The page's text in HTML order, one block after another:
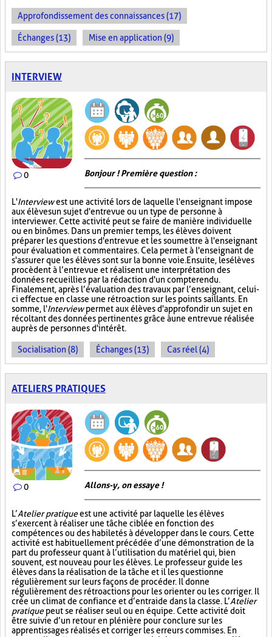
Approfondissement des connaissances (17)
Échanges (13) Mise en application (9)
INTERVIEW
0 Bonjour ! Première question :
L'Interviewest une activité lors de laquelle l'enseignant impose
aux élèves un sujet d'entrevue ou un type de personne à
interviewer. Cette activité peut se faire de manière individuelle
ou en binômes. Dans un premier temps, les élèves doivent
préparer les questions d'entrevue et les soumettre à l'enseignant
pour évaluation et commentaires. Cela permet à l'enseignant de
s'assurer que les élèves sont sur la bonne voie. Ensuite, les élèves
procèdent à l’entrevue et réalisent une interprétation des
données recueillies par la rédaction d'un compte rendu.
Finalement, après l’évaluation des travaux par l’enseignant, celui-
ci effectue en classe une rétroaction sur les points saillants. En
somme, l'Interviewpermet aux élèves d'approfondir un sujet en
récoltant des données pertinentes grâce à une entrevue réalisée
auprès de personnes d'intérêt.
Socialisation (8) Échanges (13) Cas réel (4)
ATELIERS PRATIQUES
0 Allons-y, on essaye !
L’Atelier pratiqueest une activité par laquelle les élèves
s’exercent à réaliser une tâche ciblée en fonction des
compétences ou des habiletés à développer dans le cours. Cette
activité est habituellement précédée d’une démonstration de la
part du professeur quant à l’utilisation du matériel qui, bien
souvent, est nouveau pour les élèves. Le professeur guide les
élèves dans la réalisation de la tâche et il les questionne
régulièrement sur leurs façons de procéder. Il donne
régulièrement des rétroactions pour les orienter ou les corriger. Il
crée un climat de confiance et d’entraide dans la classe. L’Atelier
pratiquepeut se réaliser seul ou en équipe. Cette activité doit
être suivie d’un retour en plénière pour conclure sur les
apprentissages réalisés et corriger les erreurs commises. En